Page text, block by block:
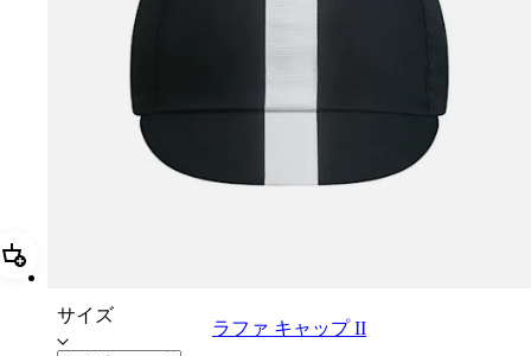
追加 ラファ キャップ II
サイズ
ラファ キャップ II